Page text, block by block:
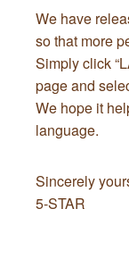
We have
so that more
Simply click
page and
We hope it
language.
Sincerely
5-STAR